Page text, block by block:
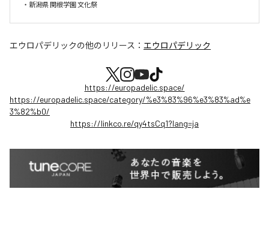
・新潟県 関根学園 文化祭
エウロパデリックの他のリリース： エウロパデリック
https://europadelic.space/
https://europadelic.space/category/%e3%83%96%e3%83%ad%e
3%82%b0/
https://linkco.re/qy4tsCq1?lang=ja